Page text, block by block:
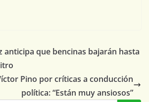
que bencinas bajarán hasta
Pino por críticas a conducción
política: “Están muy ansiosos”